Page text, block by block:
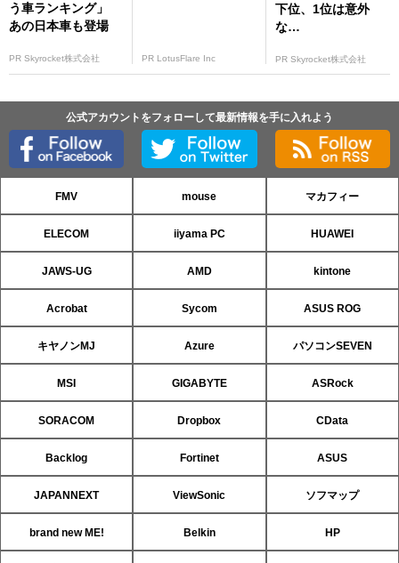
う車ランキング」
あの日本車も登場
PR Skyrocket株式会社 PR LotusFlare Inc
下位、1位は意外
な…
PR Skyrocket株式会社
公式アカウントをフォローして最新情報を手に入れよう
FMV mouse マカフィー
ELECOM iiyama PC HUAWEI
JAWS-UG AMD kintone
Acrobat Sycom ASUS ROG
キヤノンMJ Azure パソコンSEVEN
MSI GIGABYTE ASRock
SORACOM Dropbox CData
Backlog Fortinet ASUS
JAPANNEXT ViewSonic ソフマップ
brand new ME! Belkin HP